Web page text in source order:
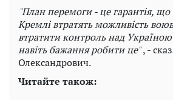
"План перемоги - це гарантія, що
Кремлі втратять можливість
втратити контроль над
навіть бажання робити це", -
Олександрович.
Читайте також: